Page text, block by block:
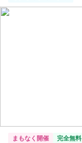
まもなく開催
完全無料